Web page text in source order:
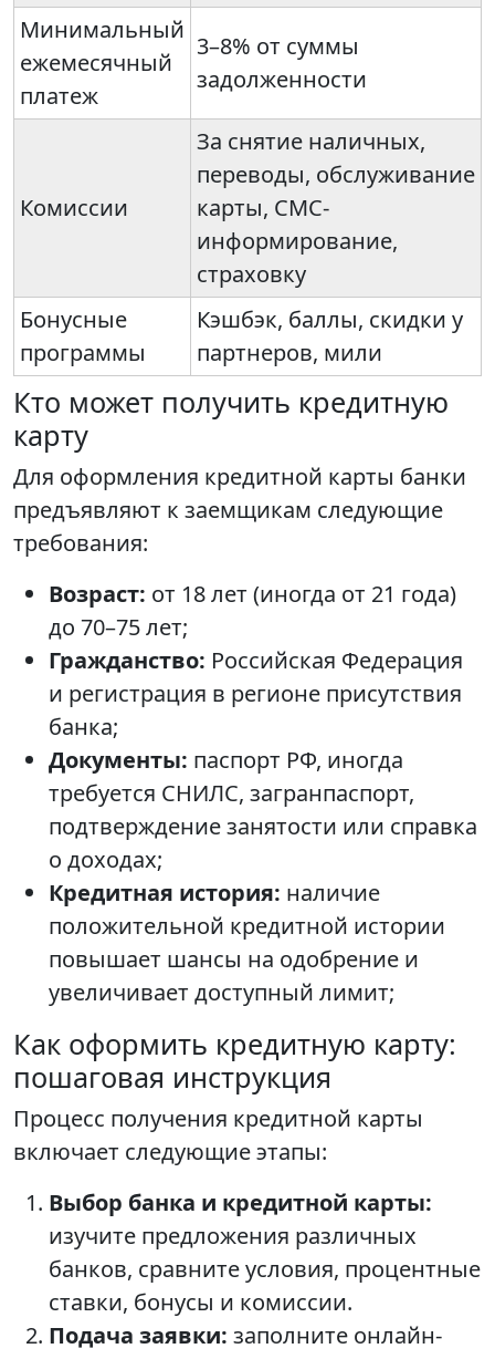
Минимальный
ежемесячный
платеж
3–8% от суммы
задолженности
Комиссии
За снятие наличных,
переводы, обслуживание
карты, СМС-
информирование,
страховку
Бонусные
программы
Кэшбэк, баллы, скидки у
партнеров, мили
Кто может получить кредитную
карту
Для оформления кредитной карты банки
предъявляют к заемщикам следующие
требования:
Возраст: от 18 лет (иногда от 21 года)
до 70–75 лет;
Гражданство: Российская Федерация
и регистрация в регионе присутствия
банка;
Документы: паспорт РФ, иногда
требуется СНИЛС, загранпаспорт,
подтверждение занятости или справка
о доходах;
Кредитная история: наличие
положительной кредитной истории
повышает шансы на одобрение и
увеличивает доступный лимит;
Как оформить кредитную карту:
пошаговая инструкция
Процесс получения кредитной карты
включает следующие этапы:
Выбор банка и кредитной карты:
изучите предложения различных
банков, сравните условия, процентные
ставки, бонусы и комиссии.
Подача заявки: заполните онлайн-